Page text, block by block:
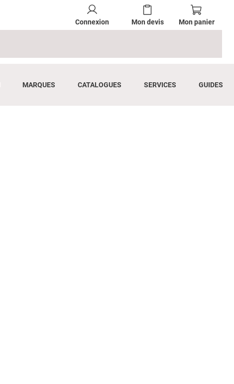
Connexion Mon devis Mon panier
MARQUES CATALOGUES SERVICES GUIDES